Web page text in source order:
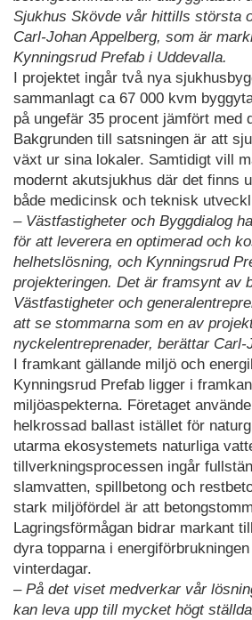
Sjukhus Skövde vår hittills största
Carl-Johan Appelberg, som är
Kynningsrud Prefab i Uddevalla.
I projektet ingår två nya
sammanlagt ca 67 000 kvm
på ungefär 35 procent jämfört med
Bakgrunden till satsningen är att
växt ur sina lokaler. Samtidigt vill
modernt akutsjukhus där det finns
både medicinsk och teknisk
– Västfastigheter och Byggdialog
för att leverera en optimerad och
helhetslösning, och Kynningsrud
projekteringen. Det är framsynt av
Västfastigheter och
att se stommarna som en av
nyckelentreprenader, berättar Carl-
I framkant gällande miljö och
Kynningsrud Prefab ligger i
miljöaspekterna. Företaget
helkrossad ballast istället för
utarma ekosystemets naturliga
tillverkningsprocessen ingår
slamvatten, spillbetong och
stark miljöfördel är att
Lagringsförmågan bidrar markant
dyra topparna i
vinterdagar.
– På det viset medverkar vår
kan leva upp till mycket högt